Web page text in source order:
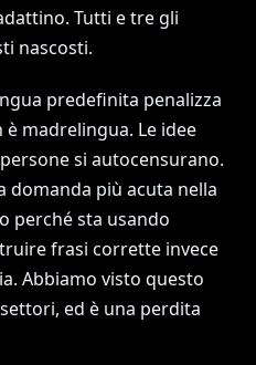
Tutti e tre gli
nascosti.
predefinita penalizza
madrelingua. Le idee
si autocensurano.
domanda più acuta nella
perché sta usando
frasi corrette invece
Abbiamo visto questo
ed è una perdita